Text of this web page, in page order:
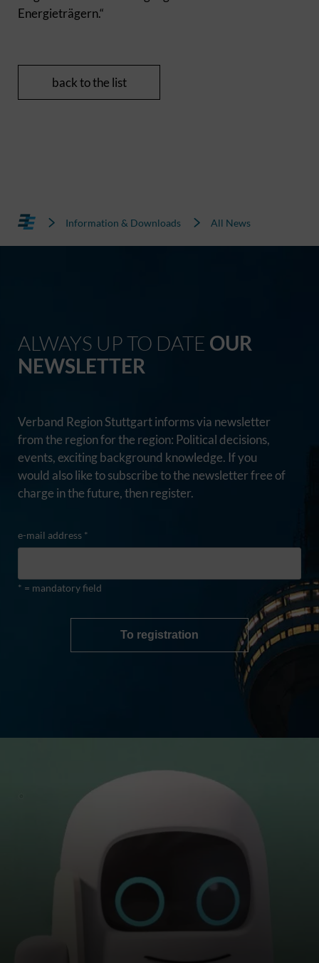
Energieträgern.“
back to the list
Information & Downloads All News
ALWAYS UP TO DATE OUR
NEWSLETTER
Verband Region Stuttgart informs via newsletter
from the region for the region: Political decisions,
events, exciting background knowledge. If you
would also like to subscribe to the newsletter free of
charge in the future, then register.
e-mail address *
* = mandatory field
To registration